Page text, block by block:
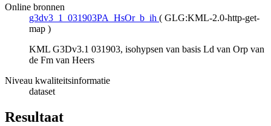
Online bronnen
g3dv3_1_031903PA_HsOr_b_ih ( GLG:KML-2.0-http-get-
map )
KML G3Dv3.1 031903, isohypsen van basis Ld van Orp van
de Fm van Heers
Niveau kwaliteitsinformatie
dataset
Resultaat